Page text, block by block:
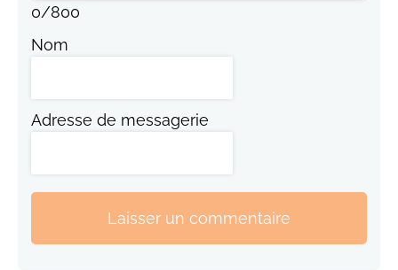
0/800
Nom
Adresse de messagerie
Laisser un commentaire